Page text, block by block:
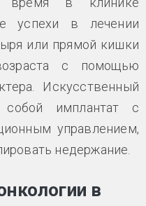
успехи в лечении
или прямой кишки
с помощью
Искусственный
собой имплантат с
управлением,
недержание.
в